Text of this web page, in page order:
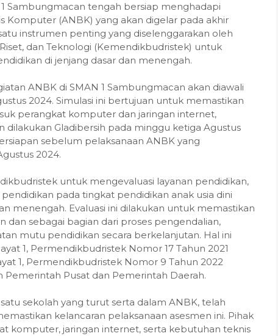
Sambungmacan tengah bersiap menghadapi
Komputer (ANBK) yang akan digelar pada akhir
instrumen penting yang diselenggarakan oleh
dan Teknologi (Kemendikbudristek) untuk
di jenjang dasar dan menengah.
ANBK di SMAN 1 Sambungmacan akan diawali
2024. Simulasi ini bertujuan untuk memastikan
perangkat komputer dan jaringan internet,
dilakukan Gladibersih pada minggu ketiga Agustus
sebelum pelaksanaan ANBK yang
2024.
untuk mengevaluasi layanan pendidikan,
pada tingkat pendidikan anak usia dini
menengah. Evaluasi ini dilakukan untuk memastikan
dan sebagai bagian dari proses pengendalian,
mutu pendidikan secara berkelanjutan. Hal ini
1, Permendikbudristek Nomor 17 Tahun 2021
1, Permendikbudristek Nomor 9 Tahun 2022
Pemerintah Pusat dan Pemerintah Daerah.
sekolah yang turut serta dalam ANBK, telah
kelancaran pelaksanaan asesmen ini. Pihak
komputer, jaringan internet, serta kebutuhan teknis